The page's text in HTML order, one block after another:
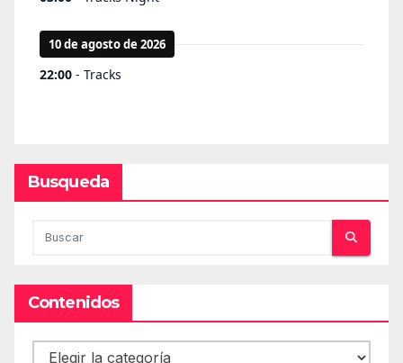
Busqueda
Contenidos
Contenidos